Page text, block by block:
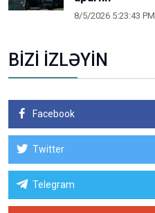
8/5/2026 5:23:43 PM
BİZİ İZLƏYİN
Facebook
Twitter
Telegram